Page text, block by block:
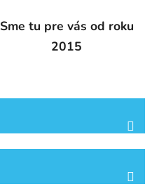
Sme tu pre vás od roku
2015